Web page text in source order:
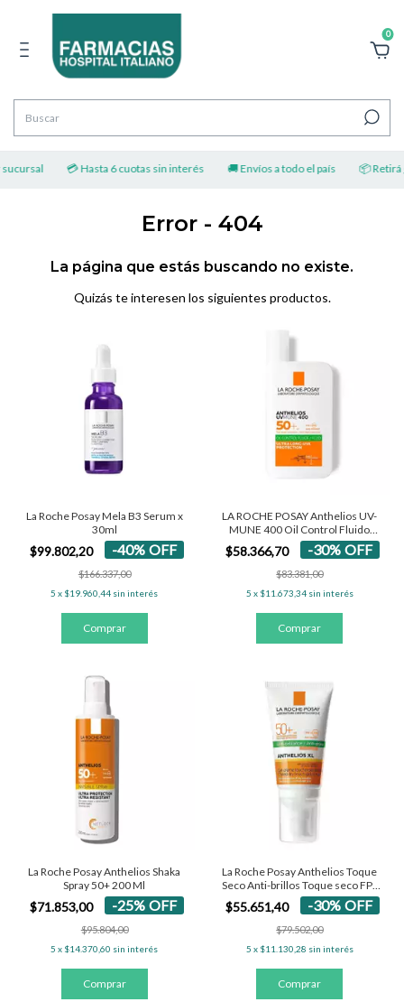
0
💳 Hasta 6 cuotas sin interés 🚚 Envíos a todo el país 📦 Retirá
Error - 404
La página que estás buscando no existe.
Quizás te interesen los siguientes productos.
La Roche Posay Mela B3 Serum x
30ml
$99.802,20 -40%OFF
$166.337,00
5 x $19.960,44 sin interés
LA ROCHE POSAY Anthelios UV-
MUNE 400 Oil Control Fluido
SPF50+
$58.366,70 -30% OFF
$83.381,00
5 x $11.673,34 sin interés
La Roche Posay Anthelios Shaka
Spray 50+ 200 Ml
$71.853,00 -25%OFF
$95.804,00
5 x $14.370,60 sin interés
La Roche Posay Anthelios Toque
Seco Anti-brillos Toque seco FPS
50+ - Con Color 50 Ml
$55.651,40 -30% OFF
$79.502,00
5 x $11.130,28 sin interés